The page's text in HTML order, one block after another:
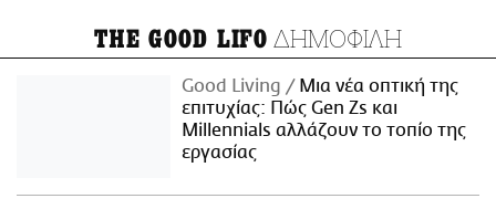
THE GOOD LIFO ΔΗΜΟΦΙΛΗ
Good Living
Μια νέα οπτική της
επιτυχίας: Πώς Gen Zs και
Millennials αλλάζουν το τοπίο της
εργασίας